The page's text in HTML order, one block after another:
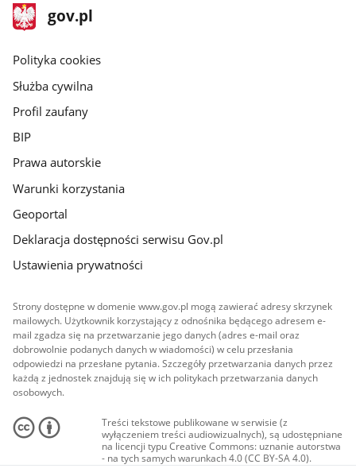
stopka
gov.pl
Strona
gov.pl
gov.pl
Polityka cookies
Służba cywilna
Profil zaufany
BIP
Prawa autorskie
Warunki korzystania
Geoportal
Deklaracja dostępności serwisu Gov.pl
Ustawienia prywatności
Strony dostępne w domenie www.gov.pl mogą zawierać adresy skrzynek
mailowych. Użytkownik korzystający z odnośnika będącego adresem e-
mail zgadza się na przetwarzanie jego danych (adres e-mail oraz
dobrowolnie podanych danych w wiadomości) w celu przesłania
odpowiedzi na przesłane pytania. Szczegóły przetwarzania danych przez
każdą z jednostek znajdują się w ich politykach przetwarzania danych
osobowych.
Treści tekstowe publikowane w serwisie (z
wyłączeniem treści audiowizualnych), są udostępniane
na licencji typu Creative Commons: uznanie autorstwa
- na tych samych warunkach 4.0 (CC BY-SA 4.0).
Materiały audiowizualne, w tym zdjęcia, materiały